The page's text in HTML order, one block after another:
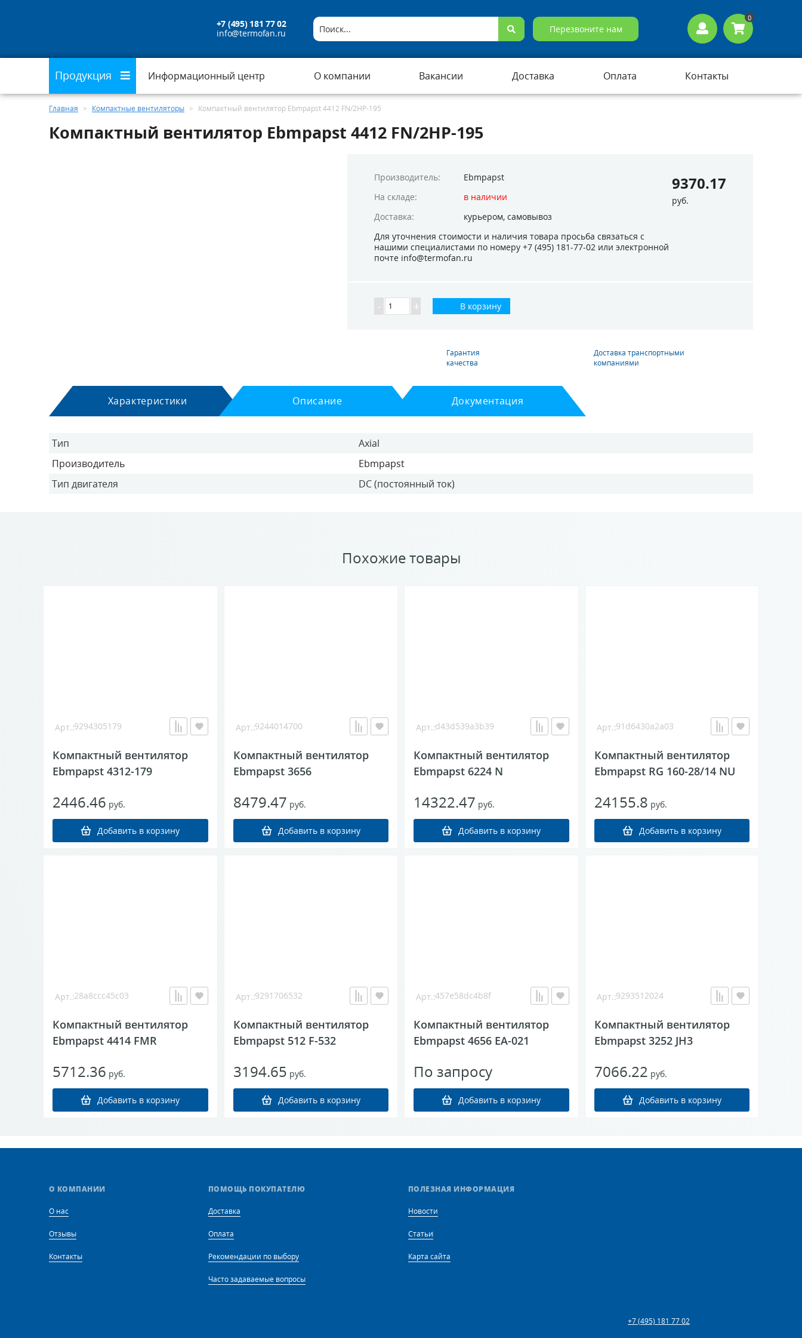
+7 (495) 181 77 02
info@termofan.ru
Перезвоните нам
0
Продукция Информационный центр О компании Вакансии Доставка Оплата Контакты
Главная > Компактные вентиляторы > Компактный вентилятор Ebmpapst 4412 FN/2HP-195
Компактный вентилятор Ebmpapst 4412 FN/2HP-195
Производитель:
Ebmpapst
На складе:
в наличии
Доставка:
курьером, самовывоз
Для уточнения стоимости и наличия товара просьба связаться с
нашими специалистами по номеру +7 (495) 181-77-02 или электронной
почте info@termofan.ru
9370.17
руб.
- + В корзину
Гарантия
качества
Доставка транспортными
компаниями
Характеристики Описание Документация
Тип
Axial
Производитель
Ebmpapst
Тип двигателя
DC (постоянный ток)
Похожие товары
9294305179
Компактный вентилятор
Ebmpapst 4312-179
2446.46 руб.
9244014700
Компактный вентилятор
Ebmpapst 3656
8479.47 руб.
d43d539a3b39
Компактный вентилятор
Ebmpapst 6224 N
14322.47 руб.
91d6430a2a03
Компактный вентилятор
Ebmpapst RG 160-28/14 NU
24155.8 руб.
28a8ccc45c03
Компактный вентилятор
Ebmpapst 4414 FMR
5712.36 руб.
9291706532
Компактный вентилятор
Ebmpapst 512 F-532
3194.65 руб.
457e58dc4b8f
Компактный вентилятор
Ebmpapst 4656 EA-021
По запросу
9293512024
Компактный вентилятор
Ebmpapst 3252 JH3
7066.22 руб.
О КОМПАНИИ
О нас
Отзывы
Контакты
ПОМОЩЬ ПОКУПАТЕЛЮ
Доставка
Оплата
Рекомендации по выбору
Часто задаваемые вопросы
ПОЛЕЗНАЯ ИНФОРМАЦИЯ
Новости
Статьи
Карта сайта
+7 (495) 181 77 02